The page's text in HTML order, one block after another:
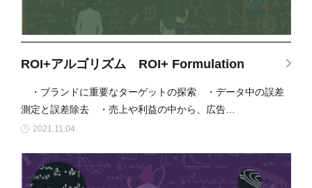
ROI+アルゴリズム ROI+ Formulation
・ブランドに重要なターゲットの探索 ・データ中の誤差
測定と誤差除去 ・売上や利益の中から、広告…
2021.11.04